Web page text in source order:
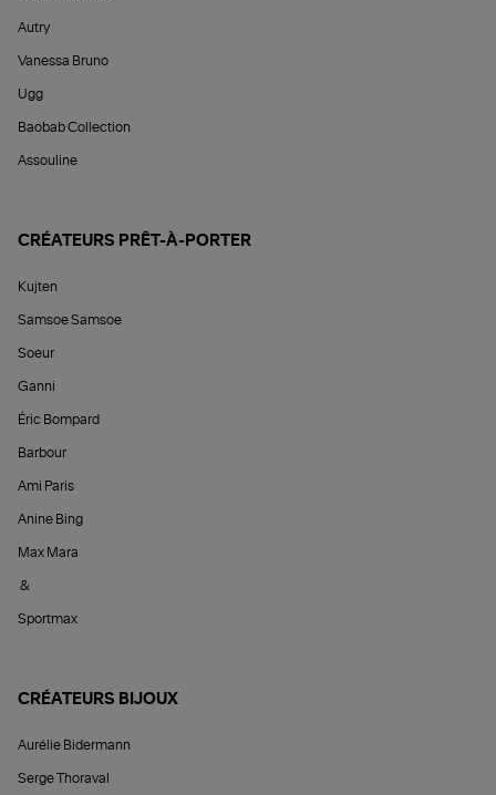
Autry
Vanessa Bruno
Ugg
Baobab Collection
Assouline
CRÉATEURS PRÊT-À-PORTER
Kujten
Samsoe Samsoe
Soeur
Ganni
Éric Bompard
Barbour
Ami Paris
Anine Bing
Max Mara
&
Sportmax
CRÉATEURS BIJOUX
Aurélie Bidermann
Serge Thoraval